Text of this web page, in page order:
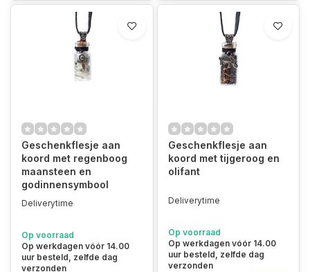
Geschenkflesje aan
koord met regenboog
maansteen en
godinnensymbool
Deliverytime
Op voorraad
Op werkdagen vóór 14.00
uur besteld, zelfde dag
verzonden
Geschenkflesje aan
koord met tijgeroog en
olifant
Deliverytime
Op voorraad
Op werkdagen vóór 14.00
uur besteld, zelfde dag
verzonden